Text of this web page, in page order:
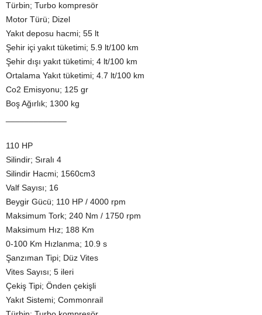
Türbin; Turbo kompresör
Motor Türü; Dizel
Yakıt deposu hacmi; 55 lt
Şehir içi yakıt tüketimi; 5.9 lt/100 km
Şehir dışı yakıt tüketimi; 4 lt/100 km
Ortalama Yakıt tüketimi; 4.7 lt/100 km
Co2 Emisyonu; 125 gr
Boş Ağırlık; 1300 kg
110 HP
Silindir; Sıralı 4
Silindir Hacmi; 1560cm3
Valf Sayısı; 16
Beygir Gücü; 110 HP / 4000 rpm
Maksimum Tork; 240 Nm / 1750 rpm
Maksimum Hız; 188 Km
0-100 Km Hızlanma; 10.9 s
Şanzıman Tipi; Düz Vites
Vites Sayısı; 5 ileri
Çekiş Tipi; Önden çekişli
Yakıt Sistemi; Commonrail